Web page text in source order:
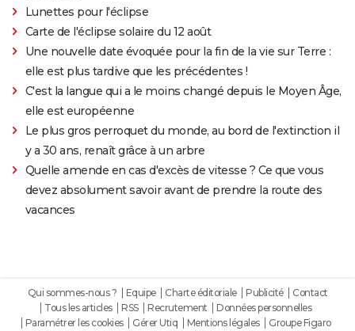
Lunettes pour l'éclipse
Carte de l'éclipse solaire du 12 août
Une nouvelle date évoquée pour la fin de la vie sur Terre :
elle est plus tardive que les précédentes !
C'est la langue qui a le moins changé depuis le Moyen Âge,
elle est européenne
Le plus gros perroquet du monde, au bord de l'extinction il
y a 30 ans, renaît grâce à un arbre
Quelle amende en cas d'excès de vitesse ? Ce que vous
devez absolument savoir avant de prendre la route des
vacances
Qui sommes-nous ? Equipe Charte éditoriale Publicité
Contact
Tous les articles
RSS Recrutement
Données personnelles
Paramétrer les cookies
Gérer Utiq Mentions légales Groupe Figaro